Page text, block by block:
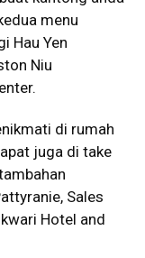
menu
Hau Yen
Niu
di rumah
juga di take
Sales
Hotel and